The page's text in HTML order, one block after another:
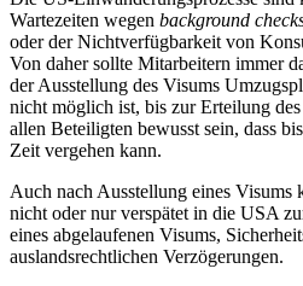
Wartezeiten wegen background
oder der Nichtverfügbarkeit von
Von daher sollte Mitarbeitern immer
der Ausstellung des Visums
nicht möglich ist, bis zur Erteilung
allen Beteiligten bewusst sein, dass
Zeit vergehen kann.
Auch nach Ausstellung eines Visums
nicht oder nur verspätet in die USA
eines abgelaufenen Visums,
auslandsrechtlichen Verzögerungen.